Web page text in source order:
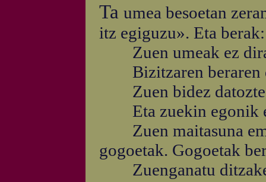
Ta umea besoetan
itz egiguzu». Eta berak:
Zuen umeak ez
Bizitzaren beraren
Zuen bidez datozte,
Eta zuekin egonik
Zuen maitasuna
gogoetak. Gogoetak
Zuenganatu